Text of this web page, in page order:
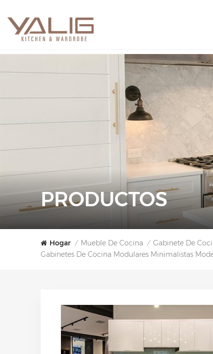
PRODUCTOS
Hogar / Mueble De Cocina / Gabinete De
Gabinetes De Cocina Modulares Minimalistas